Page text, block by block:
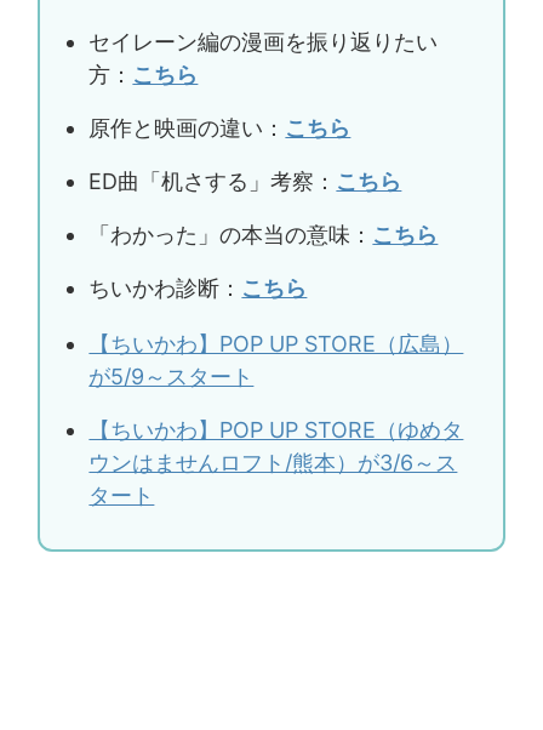
セイレーン編の漫画を振り返りたい
方： こちら
原作と映画の違い： こちら
ED曲「机さする」考察： こちら
「わかった」の本当の意味： こちら
ちいかわ診断： こちら
【ちいかわ】POP UP STORE（広島）
が5/9～スタート
【ちいかわ】POP UP STORE（ゆめタ
ウンはませんロフト/熊本）が3/6～ス
タート